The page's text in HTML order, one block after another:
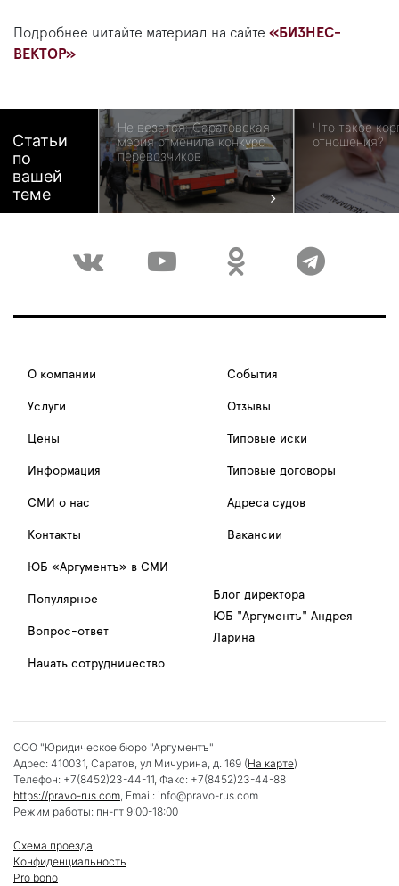
Подробнее читайте материал на сайте «БИЗНЕС-
ВЕКТОР»
Статьи
по
вашей
теме
Не везется: Саратовская
мэрия отменила конкурс
перевозчиков
Что такое
отношения?
О компании
Услуги
Цены
Информация
СМИ о нас
Контакты
События
Отзывы
Типовые иски
Типовые договоры
Адреса судов
Вакансии
ЮБ «Аргументъ» в СМИ
Популярное
Вопрос-ответ
Начать сотрудничество
Блог директора
ЮБ "Аргументъ" Андрея
Ларина
ООО "Юридическое бюро "Аргументъ"
Адрес: 410031, Саратов, ул Мичурина, д. 169 (На карте)
Телефон: +7(8452)23-44-11, Факс: +7(8452)23-44-88
https://pravo-rus.com, Email: info@pravo-rus.com
Режим работы: пн-пт 9:00-18:00
Схема проезда
Конфиденциальность
Pro bono